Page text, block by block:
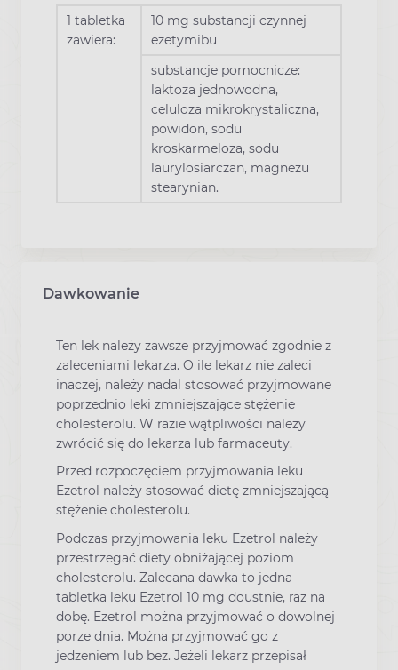
1 tabletka
zawiera:
10 mg substancji czynnej
ezetymibu
substancje pomocnicze:
laktoza jednowodna,
celuloza mikrokrystaliczna,
powidon, sodu
kroskarmeloza, sodu
laurylosiarczan, magnezu
stearynian.
Dawkowanie
Ten lek należy zawsze przyjmować zgodnie z
zaleceniami lekarza. O ile lekarz nie zaleci
inaczej, należy nadal stosować przyjmowane
poprzednio leki zmniejszające stężenie
cholesterolu. W razie wątpliwości należy
zwrócić się do lekarza lub farmaceuty.
Przed rozpoczęciem przyjmowania leku
Ezetrol należy stosować dietę zmniejszającą
stężenie cholesterolu.
Podczas przyjmowania leku Ezetrol należy
przestrzegać diety obniżającej poziom
cholesterolu. Zalecana dawka to jedna
tabletka leku Ezetrol 10 mg doustnie, raz na
dobę. Ezetrol można przyjmować o dowolnej
porze dnia. Można przyjmować go z
jedzeniem lub bez. Jeżeli lekarz przepisał